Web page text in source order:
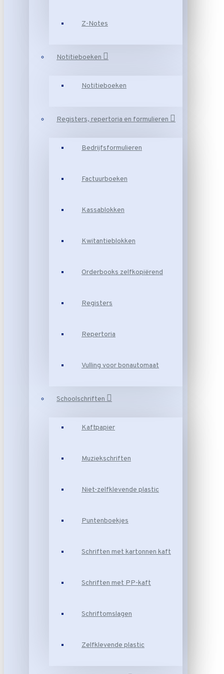
Z-Notes
Notitieboeken
Notitieboeken
Registers, repertoria en formulieren
Bedrijfsformulieren
Factuurboeken
Kassablokken
Kwitantieblokken
Orderbooks zelfkopiërend
Registers
Repertoria
Vulling voor bonautomaat
Schoolschriften
Kaftpapier
Muziekschriften
Niet-zelfklevende plastic
Puntenboekjes
Schriften met kartonnen kaft
Schriften met PP-kaft
Schriftomslagen
Zelfklevende plastic